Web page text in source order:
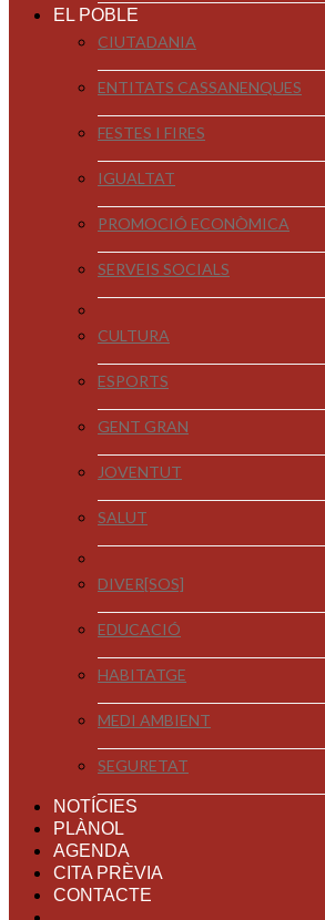
EL POBLE
CIUTADANIA
ENTITATS CASSANENQUES
FESTES I FIRES
IGUALTAT
PROMOCIÓ ECONÒMICA
SERVEIS SOCIALS
CULTURA
ESPORTS
GENT GRAN
JOVENTUT
SALUT
DIVER[SOS]
EDUCACIÓ
HABITATGE
MEDI AMBIENT
SEGURETAT
NOTÍCIES
PLÀNOL
AGENDA
CITA PRÈVIA
CONTACTE